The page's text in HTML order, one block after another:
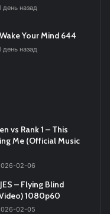
день назад
Your Mind 644
день назад
vs Rank 1 – This
Me (Official Music
02-06
– Flying Blind
1080p60
02-05